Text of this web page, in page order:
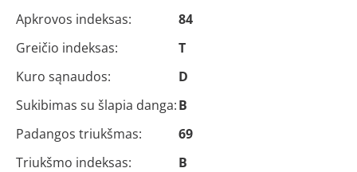
Apkrovos indeksas:
84
Greičio indeksas:
T
Kuro sąnaudos:
D
Sukibimas su šlapia danga:B
Padangos triukšmas:
69
Triukšmo indeksas:
B